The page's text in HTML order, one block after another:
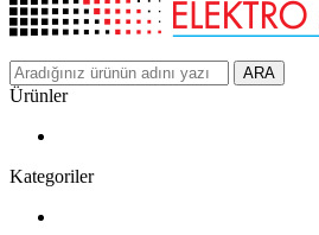
ARA
Ürünler
Kategoriler